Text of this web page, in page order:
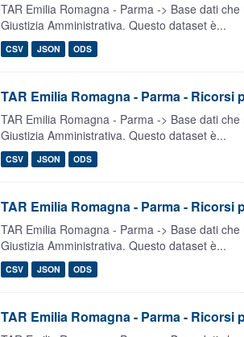
TAR Emilia Romagna - Parma -> Base dati
Giustizia Amministrativa. Questo dataset è...
CSV JSON ODS
TAR Emilia Romagna - Parma - Ricorsi
TAR Emilia Romagna - Parma -> Base dati
Giustizia Amministrativa. Questo dataset è...
CSV JSON ODS
TAR Emilia Romagna - Parma -
TAR Emilia Romagna - Parma -> Base dati
Giustizia Amministrativa. Questo dataset è...
CSV JSON ODS
TAR Emilia Romagna - Parma -